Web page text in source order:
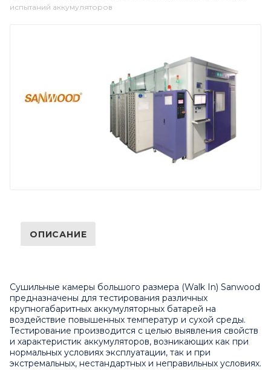
испытаний аккумуляторов
ОПИСАНИЕ
Сушильные камеры большого размера (Walk In) Sanwood
предназначены для тестирования различных
крупногабаритных аккумуляторных батарей на
воздействие повышенных температур и сухой среды.
Тестирование производится с целью выявления свойств
и характеристик аккумуляторов, возникающих как при
нормальных условиях эксплуатации, так и при
экстремальных, нестандартных и неправильных условиях.